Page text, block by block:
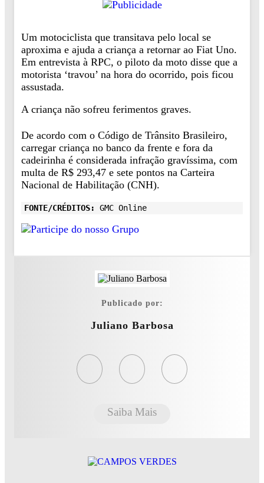
Um motociclista que transitava pelo local se
aproxima e ajuda a criança a retornar ao Fiat Uno.
Em entrevista à RPC, o piloto da moto disse que a
motorista ‘travou’ na hora do ocorrido, pois ficou
assustada.
A criança não sofreu ferimentos graves.
De acordo com o Código de Trânsito Brasileiro,
carregar criança no banco da frente e fora da
cadeirinha é considerada infração gravíssima, com
multa de R$ 293,47 e sete pontos na Carteira
Nacional de Habilitação (CNH).
FONTE/CRÉDITOS: GMC Online
Publicado por:
Juliano Barbosa
Saiba Mais